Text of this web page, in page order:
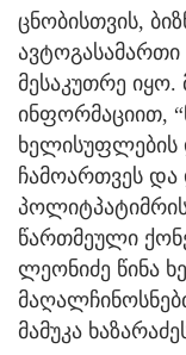
ცნობისთვის,
ავტოგასამართი
მესაკუთრე
ინფორმაციით,
ხელისუფლების
ჩამოართვეს და
წართმეული
ლეონიძე წინა
მამუკა